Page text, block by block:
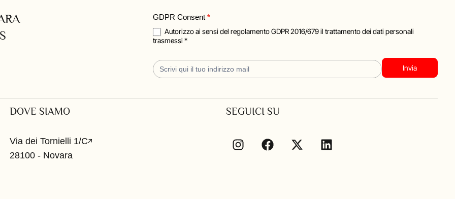
Blog
Iscrizione
GDPR Consent *
trasmessi *
Invia
DOVE SIAMO
Via dei Tornielli 1/C
28100 - Novara
SEGUICI SU